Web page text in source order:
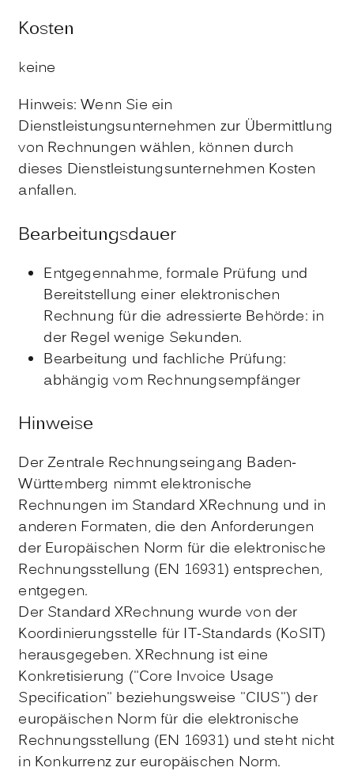
Kosten
keine
Hinweis: Wenn Sie ein
Dienstleistungsunternehmen zur Übermittlung
von Rechnungen wählen, können durch
dieses Dienstleistungsunternehmen Kosten
anfallen.
Bearbeitungsdauer
Entgegennahme, formale Prüfung und
Bereitstellung einer elektronischen
Rechnung für die adressierte Behörde: in
der Regel wenige Sekunden.
Bearbeitung und fachliche Prüfung:
abhängig vom Rechnungsempfänger
Hinweise
Der Zentrale Rechnungseingang Baden-
Württemberg nimmt elektronische
Rechnungen im Standard XRechnung und in
anderen Formaten, die den Anforderungen
der Europäischen Norm für die elektronische
Rechnungsstellung (EN 16931) entsprechen,
entgegen.
Der Standard XRechnung wurde von der
Koordinierungsstelle für IT-Standards (KoSIT)
herausgegeben. XRechnung ist eine
Konkretisierung ("Core Invoice Usage
Specification" beziehungsweise "CIUS") der
europäischen Norm für die elektronische
Rechnungsstellung (EN 16931) und steht nicht
in Konkurrenz zur europäischen Norm.